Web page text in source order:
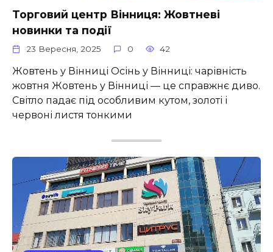
Торговий центр Вінниця: Жовтневі
новинки та події
23 Вересня, 2025 0 42
Жовтень у Вінниці Осінь у Вінниці: чарівність
жовтня Жовтень у Вінниці — це справжнє диво.
Світло падає під особливим кутом, золоті і
червоні листя тонкими